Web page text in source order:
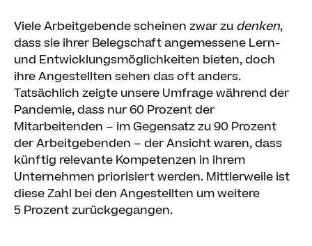
Viele Arbeitgebende scheinen zwar zu denken,
dass sie ihrer Belegschaft angemessene Lern-
und Entwicklungsmöglichkeiten bieten, doch
ihre Angestellten sehen das oft anders.
Tatsächlich zeigte unsere Umfrage während der
Pandemie, dass nur 60 Prozent der
Mitarbeitenden – im Gegensatz zu 90 Prozent
der Arbeitgebenden – der Ansicht waren, dass
künftig relevante Kompetenzen in ihrem
Unternehmen priorisiert werden. Mittlerweile ist
diese Zahl bei den Angestellten um weitere
5 Prozent zurückgegangen.